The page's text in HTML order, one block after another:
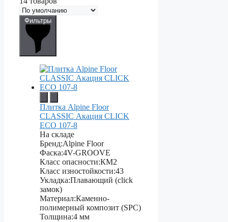
Фильтры
Плитка Alpine Floor
CLASSIC Акация CLICK
ЕСО 107-8
На складе
Бренд:Alpine Floor
Фаска:4V-GROOVE
Класс опасности:КМ2
Класс изностойкости:43
Укладка:Плавающий (click
замок)
Материал:Каменно-
полимерный композит (SPC)
Толщина:4 мм